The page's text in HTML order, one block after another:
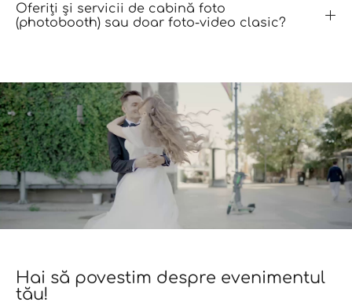
Oferiți și servicii de cabină foto
(photobooth) sau doar foto-video clasic?
Hai să povestim despre evenimentul
tău!